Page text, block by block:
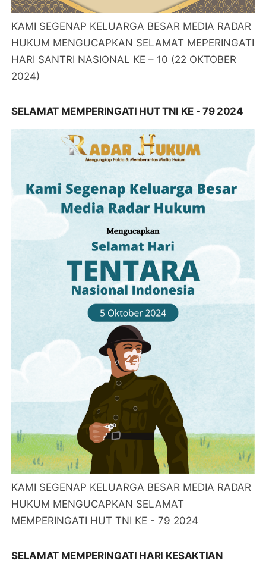
KAMI SEGENAP KELUARGA BESAR MEDIA RADAR
HUKUM MENGUCAPKAN SELAMAT MEPERINGATI
HARI SANTRI NASIONAL KE – 10 (22 OKTOBER
2024)
SELAMAT MEMPERINGATI HUT TNI KE - 79 2024
KAMI SEGENAP KELUARGA BESAR MEDIA RADAR
HUKUM MENGUCAPKAN SELAMAT
MEMPERINGATI HUT TNI KE - 79 2024
SELAMAT MEMPERINGATI HARI KESAKTIAN